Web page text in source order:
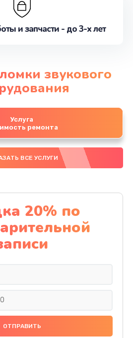
и запчасти - до 3-х лет
звукового
Услуга
ремонта
ВСЕ УСЛУГИ
20% по